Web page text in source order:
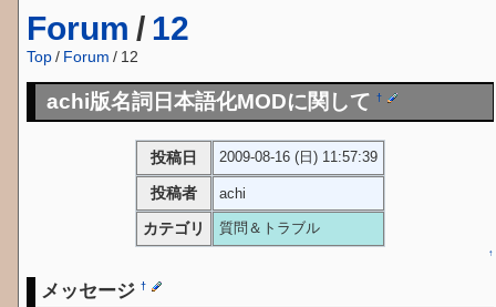
Forum / 12
Top / Forum / 12
achi版名詞日本語化MODに関して†
投稿日 2009-08-16 (日) 11:57:39
投稿者 achi
カテゴリ 質問＆トラブル
↑
メッセージ†